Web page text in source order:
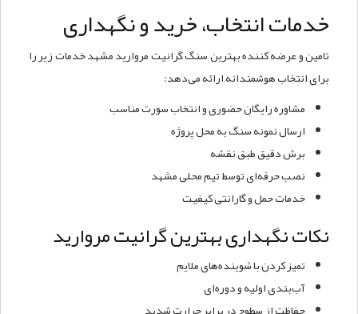
خدمات انتخاب، خرید و نگهداری
تامین و عرضه کننده بهترین سنگ گرانیت مروارید مشهد خدمات زیر را
برای انتخاب هوشمندانه ارائه می‌دهد:
مشاوره رایگان حضوری و انتخاب سورت مناسب
ارسال نمونه سنگ به محل پروژه
برش دقیق طبق نقشه
نصب حرفه‌ای توسط تیم محلی مشهد
خدمات حمل و گارانتی کیفیت
نکات نگهداری بهترین گرانیت مروارید
تمیز کردن با شوینده‌های ملایم
آب‌بندی اولیه و دوره‌ای